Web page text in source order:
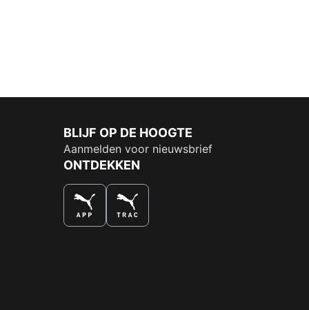
BLIJF OP DE HOOGTE
Aanmelden voor nieuwsbrief
ONTDEKKEN